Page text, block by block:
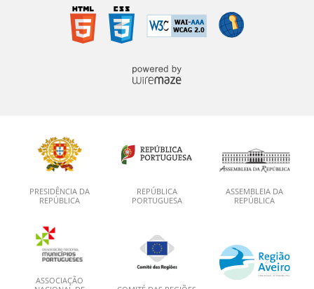
PRESIDÊNCIA DA
REPÚBLICA
REPÚBLICA
PORTUGUESA
ASSEMBLEIA DA
REPÚBLICA
ASSOCIAÇÃO